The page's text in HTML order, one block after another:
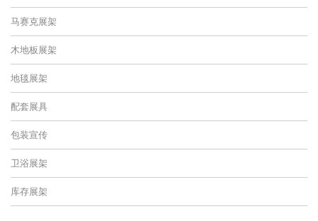
马赛克展架
木地板展架
地毯展架
配套展具
包装宣传
卫浴展架
库存展架